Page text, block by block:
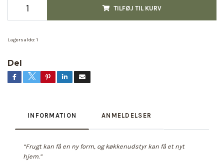
TILFØJ TIL KURV
Lagersaldo: 1
Del
INFORMATION ANMELDELSER
“Frugt kan få en ny form, og køkkenudstyr kan få et nyt
hjem.”